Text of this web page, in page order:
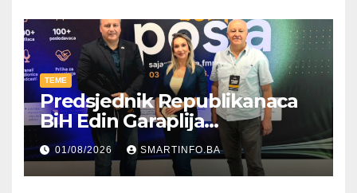
TEME
Predsjednik Republikanaca
BiH Edin Garaplija
prisustvovao prezentaciji
Federalnog sajma
zapošljavanja
01/08/2026 SMARTINFO.BA